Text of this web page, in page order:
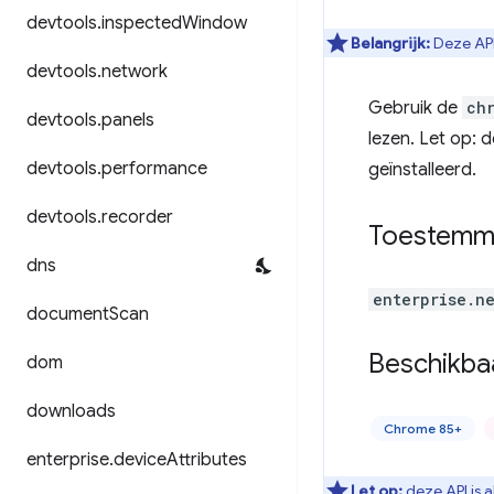
devtools.inspectedWindow
devtools.network
devtools.panels
devtools.performance
devtools.recorder
dns
documentScan
dom
downloads
enterprise.deviceAttributes
Belangrijk:Deze
Gebruik de
lezen. Let op:
geïnstalleerd.
Chrome 85+